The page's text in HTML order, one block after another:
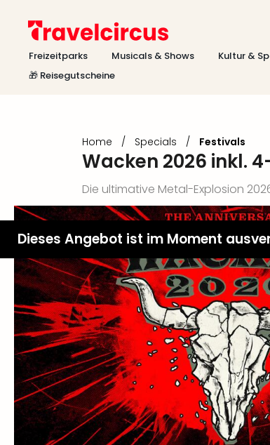
Freizeitparks Musicals & Shows Kultur &
🎁 Reisegutscheine
Home / Specials / Festivals
Wacken 2026 inkl.
Die ultimative Metal-Explosion
Dieses Angebot ist im Moment